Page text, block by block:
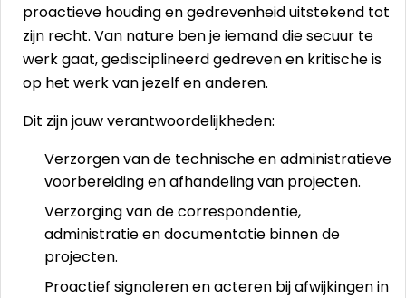
proactieve houding en gedrevenheid uitstekend tot
zijn recht. Van nature ben je iemand die secuur te
werk gaat, gedisciplineerd gedreven en kritische is
op het werk van jezelf en anderen.
Dit zijn jouw verantwoordelijkheden:
Verzorgen van de technische en administratieve
voorbereiding en afhandeling van projecten.
Verzorging van de correspondentie,
administratie en documentatie binnen de
projecten.
Proactief signaleren en acteren bij afwijkingen in